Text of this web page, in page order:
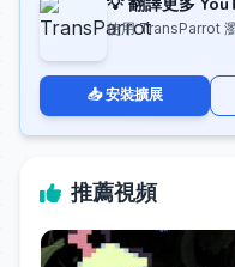
使用 TransParrot
📥 安裝擴展
推薦視頻